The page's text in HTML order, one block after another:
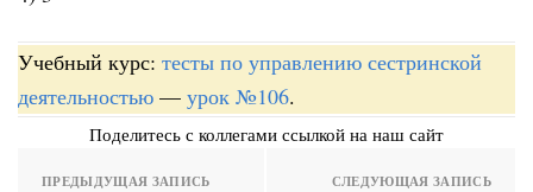
Учебный курс: тесты по управлению сестринской
деятельностью — урок №106.
Поделитесь с коллегами ссылкой на наш сайт
ПРЕДЫДУЩАЯ ЗАПИСЬ СЛЕДУЮЩАЯ ЗАПИСЬ